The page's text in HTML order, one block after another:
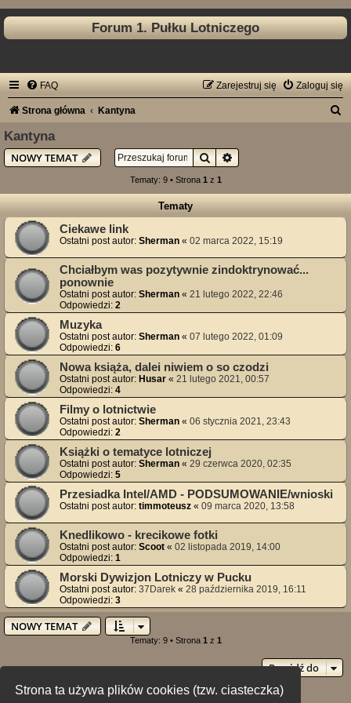
Strona ta używa plików cookies (tzw. ciasteczka)
Forum 1. Pułku Lotniczego
FAQ Zaloguj się
Zarejestruj się
Strona główna Kantyna
a
Kantyna
NOWY TEMAT
SzukajWyszukiwanie
Tematy: 9 • Strona 1 z 1
Tematy
Ciekawe link
Ostatni post autor: Sherman « 02 marca 2022, 15:19
Chciałbym was pozytywnie zindoktrynować...
ponownie
Ostatni post autor: Sherman « 21 lutego 2022, 22:46
Odpowiedzi: 2
Muzyka
Ostatni post autor: Sherman « 07 lutego 2022, 01:09
Odpowiedzi: 6
Nowa książa, dalei niwiem o so czodzi
Ostatni post autor: Husar « 21 lutego 2021, 00:57
Odpowiedzi: 4
Filmy o lotnictwie
Ostatni post autor: Sherman « 06 stycznia 2021, 23:43
Odpowiedzi: 2
Książki o tematyce lotniczej
Ostatni post autor: Sherman « 29 czerwca 2020, 02:35
Odpowiedzi: 5
Przesiadka Intel/AMD - PODSUMOWANIE/wnioski
Ostatni post autor: timmoteusz « 09 marca 2020, 13:58
Knedlikowo - krecikowe fotki
Ostatni post autor: Scoot « 02 listopada 2019, 14:00
Odpowiedzi: 1
Morski Dywizjon Lotniczy w Pucku
Ostatni post autor: 37Darek « 28 października 2019, 16:11
Odpowiedzi: 3
NOWY TEMAT
Tematy: 9 • Strona 1 z 1
Przejdź do
Twoje uprawnienia na tym forum